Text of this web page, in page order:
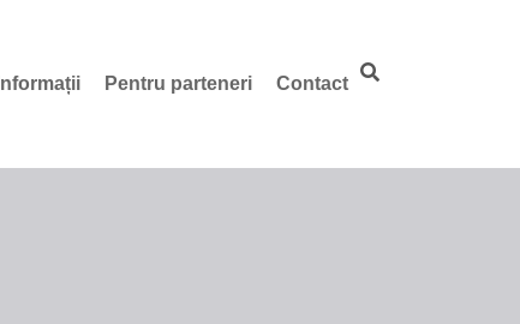
Informații Pentru parteneri Contact